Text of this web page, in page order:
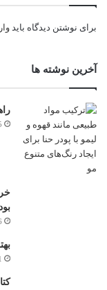
برای نوشتن دیدگاه باید
آخرین نوشته ها
6
1